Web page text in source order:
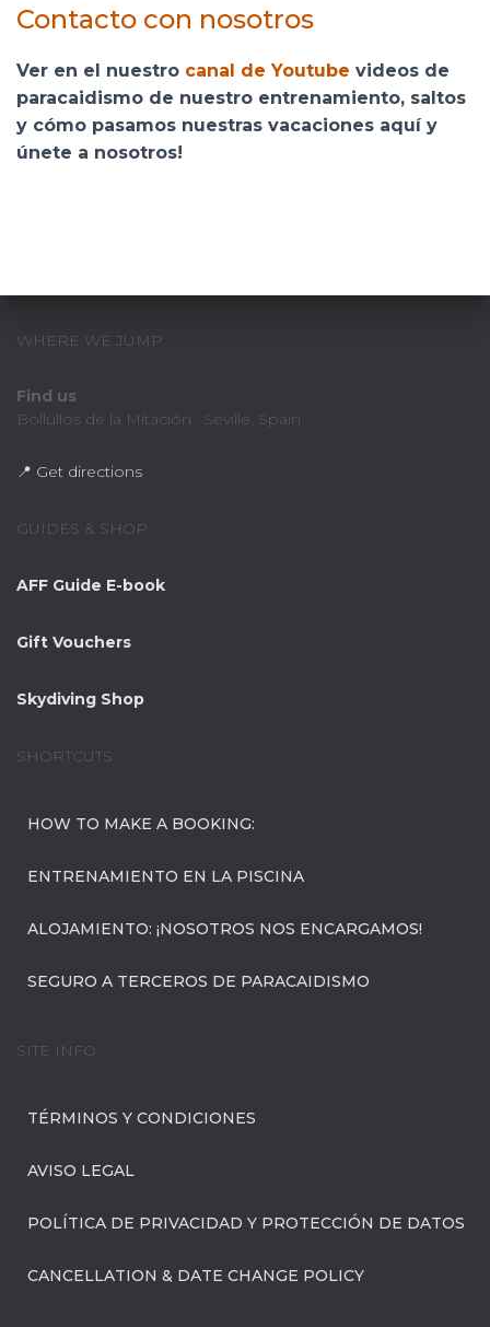
Contacto con nosotros
Ver en el nuestro canal de Youtube videos de
paracaidismo de nuestro entrenamiento, saltos
y cómo pasamos nuestras vacaciones aquí y
únete a nosotros!
WHERE WE JUMP
Find us
Bollullos de la Mitación · Seville, Spain
📍 Get directions
GUIDES & SHOP
AFF Guide E-book
Gift Vouchers
Skydiving Shop
SHORTCUTS
HOW TO MAKE A BOOKING:
ENTRENAMIENTO EN LA PISCINA
ALOJAMIENTO: ¡NOSOTROS NOS ENCARGAMOS!
SEGURO A TERCEROS DE PARACAIDISMO
SITE INFO
TÉRMINOS Y CONDICIONES
AVISO LEGAL
POLÍTICA DE PRIVACIDAD Y PROTECCIÓN DE DATOS
CANCELLATION & DATE CHANGE POLICY